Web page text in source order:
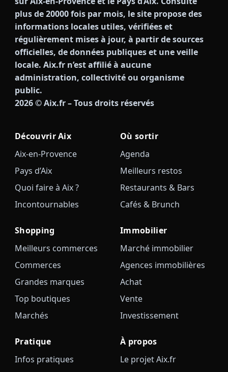
plus de 20000 fois par mois, le site propose des
informations locales utiles, vérifiées et
régulièrement mises à jour, à partir de sources
officielles, de données publiques et une veille
locale. Aix.fr n’est affilié à aucune
administration, collectivité ou organisme
public.
2026© Aix.fr – Tous droits réservés
Découvrir Aix
Aix-en-Provence
Pays d’Aix
Quoi faire à Aix ?
Incontournables
Où sortir
Agenda
Meilleurs restos
Restaurants & Bars
Cafés & Brunch
Shopping
Meilleurs commerces
Commerces
Grandes marques
Top boutiques
Marchés
Immobilier
Marché immobilier
Agences immobilières
Achat
Vente
Investissement
Pratique
Infos pratiques
À propos
Le projet Aix.fr